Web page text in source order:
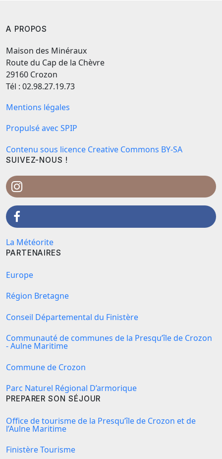
A PROPOS
Maison des Minéraux
Route du Cap de la Chèvre
29160 Crozon
Tél : 02.98.27.19.73
Mentions légales
Propulsé avec SPIP
Contenu sous licence Creative Commons BY-SA
SUIVEZ-NOUS !
La Météorite
PARTENAIRES
Europe
Région Bretagne
Conseil Départemental du Finistère
Communauté de communes de la Presqu’île de Crozon
- Aulne Maritime
Commune de Crozon
Parc Naturel Régional D’armorique
PREPARER SON SÉJOUR
Office de tourisme de la Presqu’île de Crozon et de
l’Aulne Maritime
Finistère Tourisme